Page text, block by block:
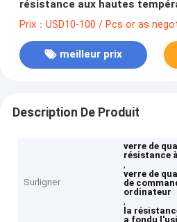
résistance aux hautes
Prix：USD10-100 / Pcs or as
meilleur prix
Description De Produit
Surligner
verre de
résistance
,
verre de
de
ordinateur
,
la
a fondu